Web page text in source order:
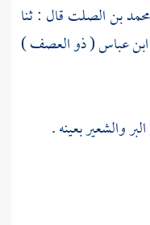
محمد بن الصلتقال : ثنا
ابن عباس( ذو العصف )
والشعير بعينه .